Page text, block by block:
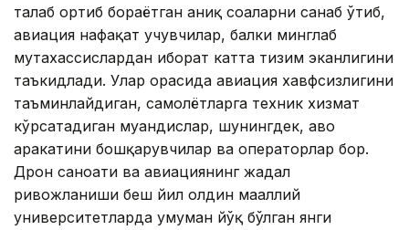
талаб ортиб бораётган аниқ соҳаларни санаб ўтиб,
авиация нафақат учувчилар, балки минглаб
мутахассислардан иборат катта тизим эканлигини
таъкидлади. Улар орасида авиация хавфсизлигини
таъминлайдиган, самолётларга техник хизмат
кўрсатадиган муҳандислар, шунингдек, ҳаво
ҳаракатини бошқарувчилар ва операторлар бор.
Дрон саноати ва авиациянинг жадал
ривожланиши беш йил олдин маҳаллий
университетларда умуман йўқ бўлган янги